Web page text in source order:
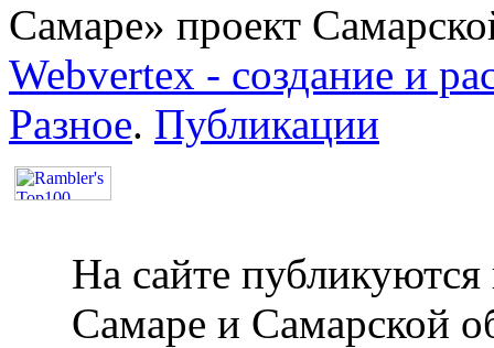
Самаре» проект
Webvertex - создание и
Разное. Публикации
На сайте публикуются
Самаре и Самарской